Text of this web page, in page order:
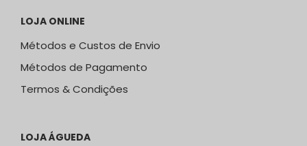
LOJA ONLINE
Métodos e Custos de Envio
Métodos de Pagamento
Termos & Condições
LOJA ÁGUEDA